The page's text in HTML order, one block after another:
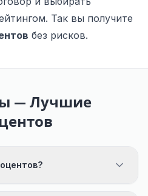
Так вы получите
без рисков.
— Лучшие